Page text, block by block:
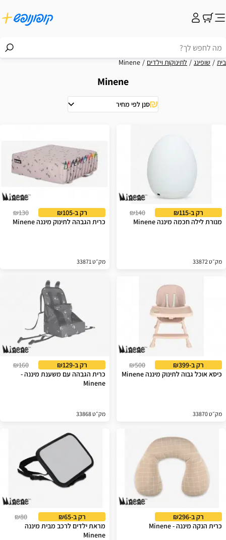
בית שופינג לתינוקות וילדים Minene
Minene
סנן לפי מחיר
רק ב-₪115
₪140
מנורת לילה חכמה מיננה Minene
מק״ט 33872
רק ב-₪105
₪130
כרית הגבהה לתינוק מיננה Minene
מק״ט 33871
רק ב-₪399
₪500
כיסא אוכל גבוה לתינוק מיננה Minene
מק״ט 33870
רק ב-₪129
₪160
כרית הגבהה עם משענת מיננה -
Minene
מק״ט 33868
רק ב-₪296
כרית הנקה מיננה - Minene
רק ב-₪65
₪80
מראת ילדים לרכב מבית מיננה
Minene